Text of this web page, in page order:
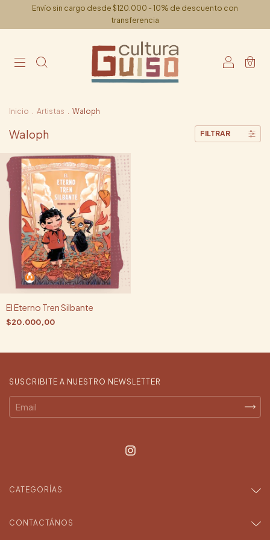
Envío sin cargo desde $120.000 - 10% de descuento con
transferencia
0
Inicio . Artistas . Waloph
Waloph FILTRAR
El Eterno Tren Silbante
$20.000,00
SUSCRIBITE A NUESTRO NEWSLETTER
CATEGORÍAS
CONTACTÁNOS